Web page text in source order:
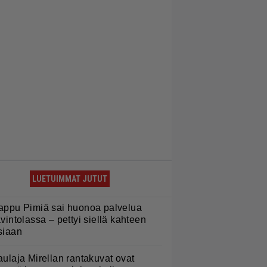
LUETUIMMAT JUTUT
Pimiä sai huonoa palvelua
– pettyi siellä kahteen
Mirellan rantakuvat ovat